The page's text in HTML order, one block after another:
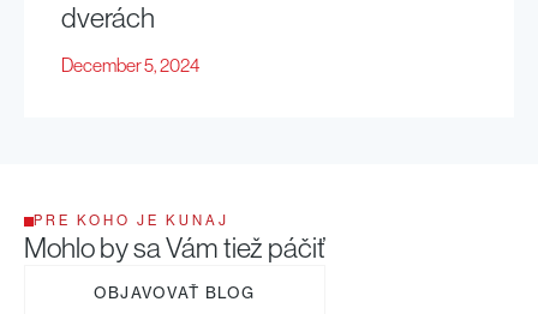
dverách
December 5, 2024
PRE KOHO JE KUNAJ
Mohlo by sa Vám tiež páčiť
OBJAVOVAŤ BLOG